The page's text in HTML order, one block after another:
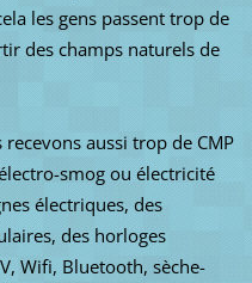
les gens passent trop de
des champs naturels de
aussi trop de CMP
smog ou électricité
électriques, des
des horloges
Wifi, Bluetooth, sèche-